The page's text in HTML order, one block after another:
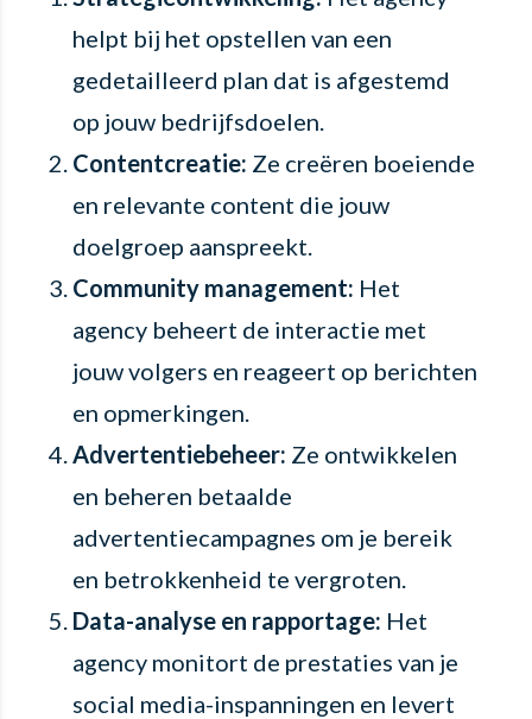
helpt bij het opstellen van een
gedetailleerd plan dat is afgestemd
op jouw bedrijfsdoelen.
Contentcreatie: Ze creëren boeiende
en relevante content die jouw
doelgroep aanspreekt.
Community management: Het
agency beheert de interactie met
jouw volgers en reageert op berichten
en opmerkingen.
Advertentiebeheer: Ze ontwikkelen
en beheren betaalde
advertentiecampagnes om je bereik
en betrokkenheid te vergroten.
Data-analyse en rapportage: Het
agency monitort de prestaties van je
social media-inspanningen en levert